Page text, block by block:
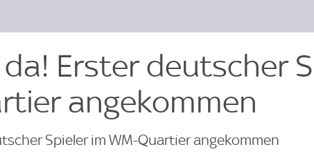
Erster deutscher
angekommen
Spieler im WM-Quartier angekommen